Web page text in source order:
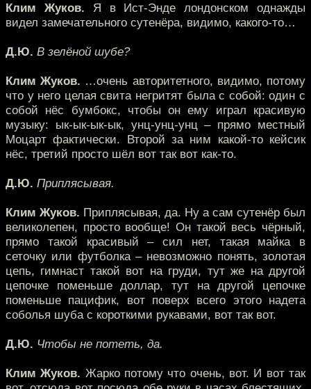
Клим Жуков. Я в Ист-Энде лондонском однажды
видел замечательного сутенёра, видимо, какого-то…
Д.Ю. В зелёной шубе?
Клим Жуков. …очень авторитетного, видимо, потому
что у него целая свита негритят была с собой: один с
собой нёс бумбокс, чтобы он ему играл красивую
музыку: ык-ык-ык-ык, унц-унц-унц – прямо местный
Моцарт фактически. Второй за ним какой-то кейсик
нёс, третий просто шёл вот так вот как-то.
Д.Ю. Приплясывая.
Клим Жуков. Приплясывая, да. Ну а сам сутенёр был
великолепен, просто вообще! Он такой весь чёрный,
прямо такой красивый – сил нет, такая майка в
сеточку или футболка – невозможно понять, золотая
цепь, гимнаст такой вот на груди, тут же на другой
цепочке поменьше доллар, тут на другой цепочке
поменьше пацифик, вот поверх всего этого надета
соболья шуба с короткими рукавами, вот так вот.
Д.Ю. Чтобы не потеть, да.
Клим Жуков. Жарко потому что очень, вот. И вот так